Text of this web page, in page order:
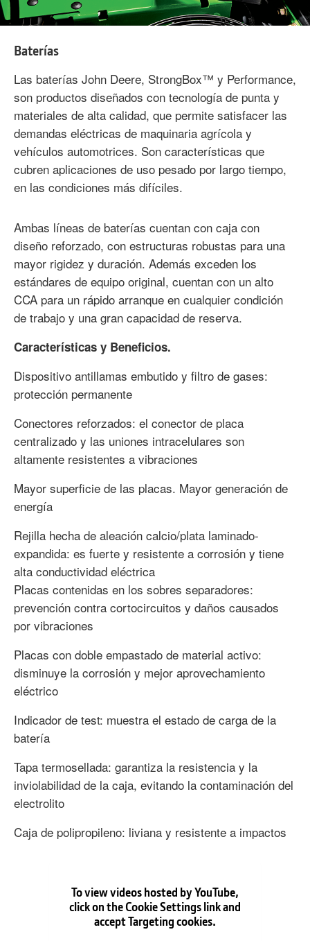
Baterías
Las baterías John Deere, StrongBox™ y Performance,
son productos diseñados con tecnología de punta y
materiales de alta calidad, que permite satisfacer las
demandas eléctricas de maquinaria agrícola y
vehículos automotrices. Son características que
cubren aplicaciones de uso pesado por largo tiempo,
en las condiciones más difíciles.
Ambas líneas de baterías cuentan con caja con
diseño reforzado, con estructuras robustas para una
mayor rigidez y duración. Además exceden los
estándares de equipo original, cuentan con un alto
CCA para un rápido arranque en cualquier condición
de trabajo y una gran capacidad de reserva.
Características y Beneficios.
Dispositivo antillamas embutido y filtro de gases:
protección permanente
Conectores reforzados: el conector de placa
centralizado y las uniones intracelulares son
altamente resistentes a vibraciones
Mayor superficie de las placas. Mayor generación de
energía
Rejilla hecha de aleación calcio/plata laminado-
expandida: es fuerte y resistente a corrosión y tiene
alta conductividad eléctrica
Placas contenidas en los sobres separadores:
prevención contra cortocircuitos y daños causados
por vibraciones
Placas con doble empastado de material activo:
disminuye la corrosión y mejor aprovechamiento
eléctrico
Indicador de test: muestra el estado de carga de la
batería
Tapa termosellada: garantiza la resistencia y la
inviolabilidad de la caja, evitando la contaminación del
electrolito
Caja de polipropileno: liviana y resistente a impactos
To view videos hosted by YouTube,
click on the Cookie Settings link and
accept Targeting cookies.